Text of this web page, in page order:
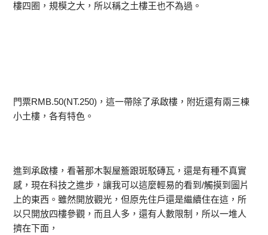
樓四圈，規模之大，所以稱之土樓王也不為過。
門票RMB.50(NT.250)，這一帶除了承啟樓，附近還有兩三棟
小土樓，各有特色。
進到承啟樓，看著那木製屋簷跟斑駁磚瓦，還是有種不真實
感，現在科技之進步，讓我可以這麼輕易的看到/觸摸到圖片
上的東西。雖然開放觀光，但原先住戶還是繼續住在這，所
以只開放四樓參觀，而且人多，還有人數限制，所以一堆人
擠在下面，